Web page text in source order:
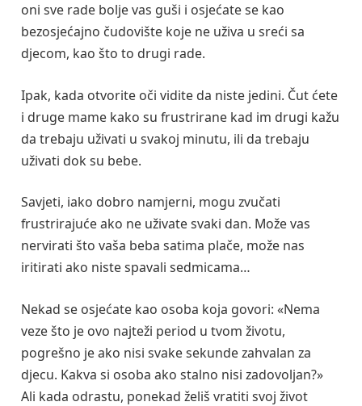
oni sve rade bolje vas guši i osjećate se kao
bezosjećajno čudovište koje ne uživa u sreći sa
djecom, kao što to drugi rade.
Ipak, kada otvorite oči vidite da niste jedini. Čut ćete
i druge mame kako su frustrirane kad im drugi kažu
da trebaju uživati u svakoj minutu, ili da trebaju
uživati dok su bebe.
Savjeti, iako dobro namjerni, mogu zvučati
frustrirajuće ako ne uživate svaki dan. Može vas
nervirati što vaša beba satima plače, može nas
iritirati ako niste spavali sedmicama…
Nekad se osjećate kao osoba koja govori: «Nema
veze što je ovo najteži period u tvom životu,
pogrešno je ako nisi svake sekunde zahvalan za
djecu. Kakva si osoba ako stalno nisi zadovoljan?»
Ali kada odrastu, ponekad želiš vratiti svoj život